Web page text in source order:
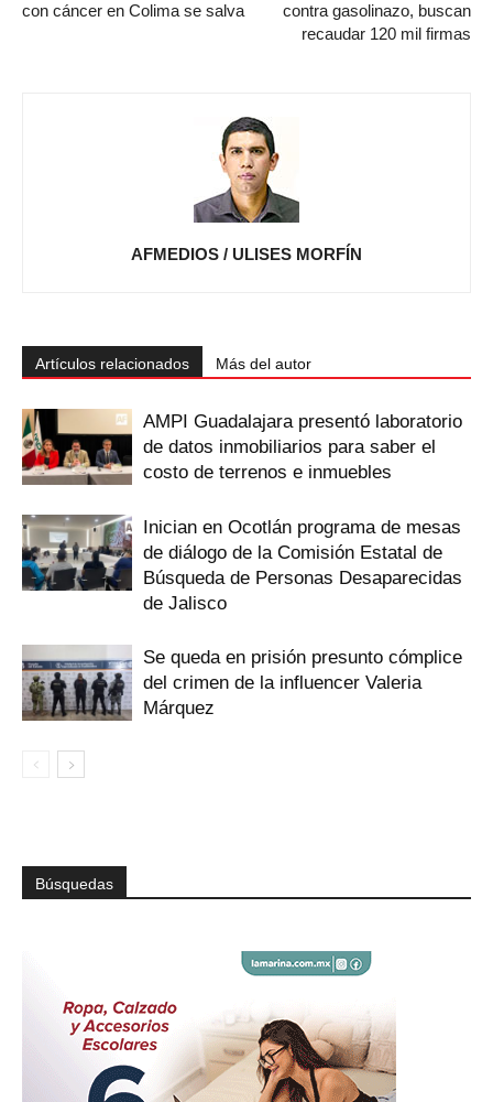
con cáncer en Colima se salva
contra gasolinazo, buscan
recaudar 120 mil firmas
AFMEDIOS / ULISES MORFÍN
Artículos relacionados Más del autor
AMPI Guadalajara presentó laboratorio
de datos inmobiliarios para saber el
costo de terrenos e inmuebles
Inician en Ocotlán programa de mesas
de diálogo de la Comisión Estatal de
Búsqueda de Personas Desaparecidas
de Jalisco
Se queda en prisión presunto cómplice
del crimen de la influencer Valeria
Márquez
Búsquedas